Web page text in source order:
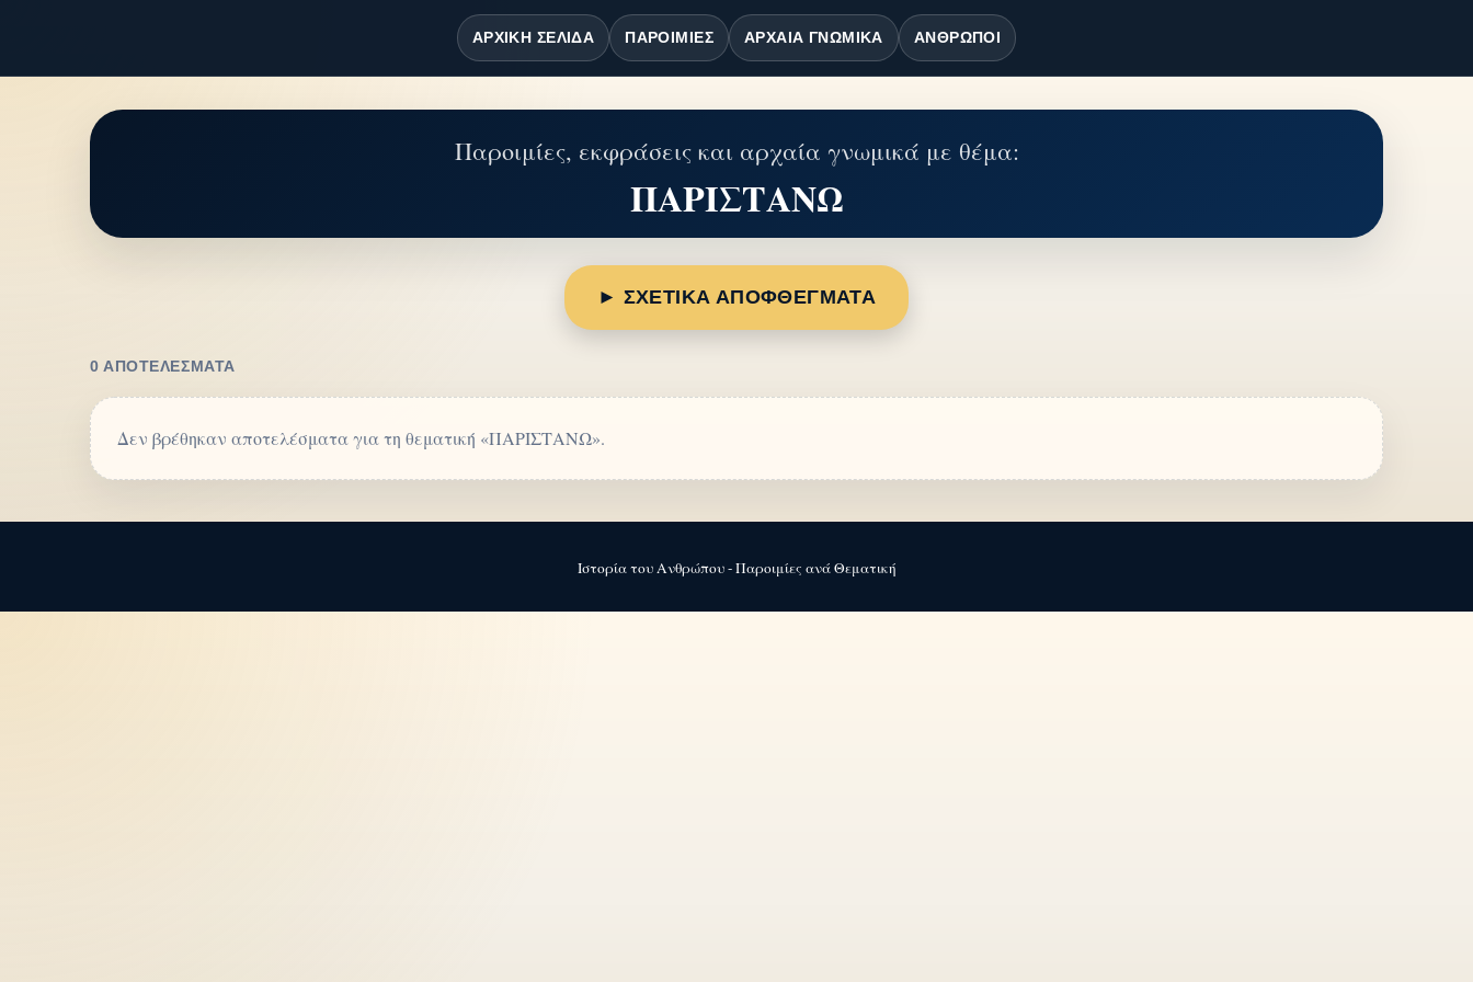
ΑΡΧΙΚΉ ΣΕΛΊΔΑ ΠΑΡΟΙΜΊΕΣ ΑΡΧΑΊΑ ΓΝΩΜΙΚΆ ΆΝΘΡΩΠΟΙ
Παροιμίες, εκφράσεις και αρχαία γνωμικά με θέμα:
ΠΑΡΙΣΤΑΝΩ
► ΣΧΕΤΙΚΑ ΑΠΟΦΘΕΓΜΑΤΑ
0 ΑΠΟΤΕΛΈΣΜΑΤΑ
Δεν βρέθηκαν αποτελέσματα για τη θεματική «ΠΑΡΙΣΤΑΝΩ».
Ιστορία του Ανθρώπου - Παροιμίες ανά Θεματική